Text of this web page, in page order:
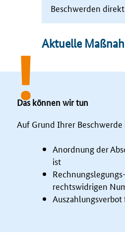
Beschwerden
Aktuelle
Das können wir tun
Auf Grund Ihrer
Anordnung der
ist
rechtswidrigen